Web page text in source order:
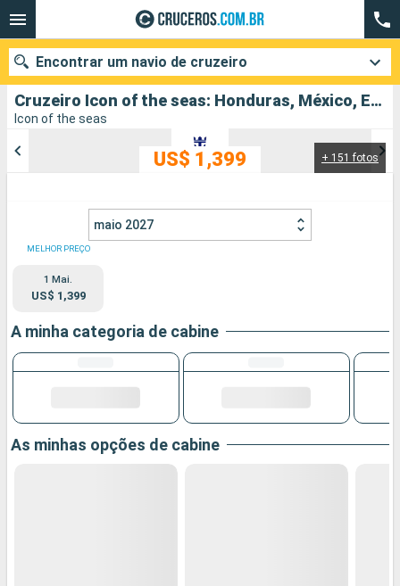
Cruzeiro Icon of the seas: Honduras, México, Estados Unidos partindo de Miami
Icon of the seas
+ 151 fotos
US$ 1,399
maio 2027
MELHOR PREÇO
1 Mai.
US$ 1,399
A minha categoria de cabine
As minhas opções de cabine
Encontrar um navio de cruzeiro
Cidades Companhias